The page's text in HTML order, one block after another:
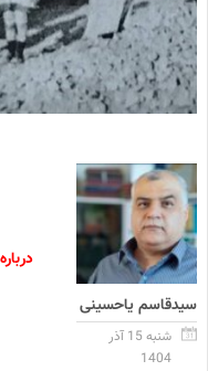
سیدقاسم یاحسینی
شنبه 15 آذر
1404